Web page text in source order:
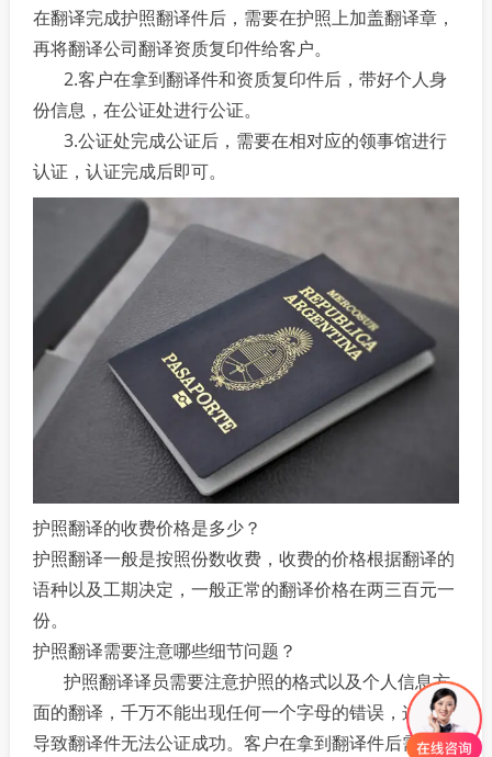
在翻译完成护照翻译件后，需要在护照上加盖翻译章，
再将翻译公司翻译资质复印件给客户。
2.客户在拿到翻译件和资质复印件后，带好个人身
份信息，在公证处进行公证。
3.公证处完成公证后，需要在相对应的领事馆进行
认证，认证完成后即可。
护照翻译的收费价格是多少？
护照翻译一般是按照份数收费，收费的价格根据翻译的
语种以及工期决定，一般正常的翻译价格在两三百元一
份。
护照翻译需要注意哪些细节问题？
护照翻译译员需要注意护照的格式以及个人信息方
面的翻译，千万不能出现任何一个字母的错误，这样会
导致翻译件无法公证成功。客户在拿到翻译件后需要仔